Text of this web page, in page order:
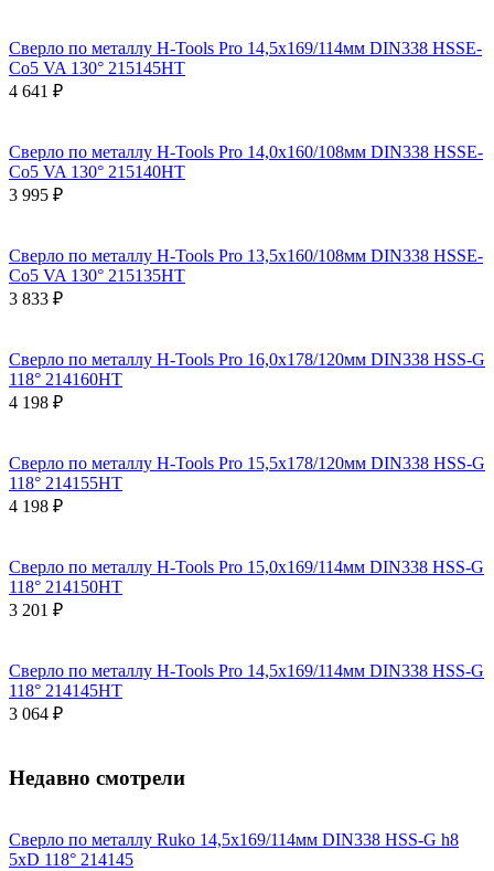
Сверло по металлу H-Tools Pro 14,5x169/114мм DIN338 HSSE-
Co5 VA 130° 215145HT
4 641 ₽
Сверло по металлу H-Tools Pro 14,0x160/108мм DIN338 HSSE-
Co5 VA 130° 215140HT
3 995 ₽
Сверло по металлу H-Tools Pro 13,5x160/108мм DIN338 HSSE-
Co5 VA 130° 215135HT
3 833 ₽
Сверло по металлу H-Tools Pro 16,0x178/120мм DIN338 HSS-G
118° 214160HT
4 198 ₽
Сверло по металлу H-Tools Pro 15,5x178/120мм DIN338 HSS-G
118° 214155HT
4 198 ₽
Сверло по металлу H-Tools Pro 15,0x169/114мм DIN338 HSS-G
118° 214150HT
3 201 ₽
Сверло по металлу H-Tools Pro 14,5x169/114мм DIN338 HSS-G
118° 214145HT
3 064 ₽
Недавно смотрели
Сверло по металлу Ruko 14,5x169/114мм DIN338 HSS-G h8
5xD 118° 214145